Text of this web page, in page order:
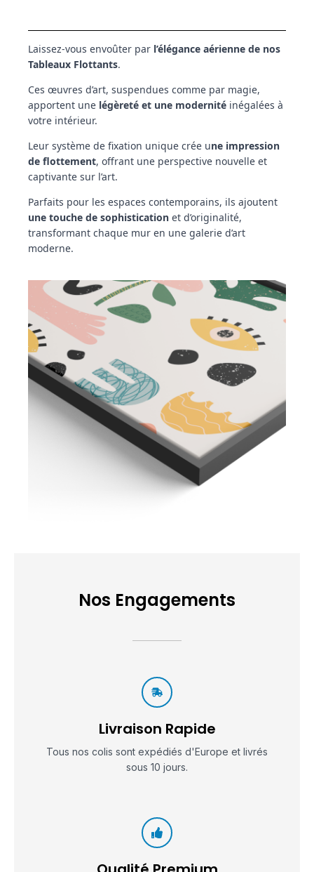
Laissez-vous envoûter par l’élégance aérienne de nos
Tableaux Flottants.
Ces œuvres d’art, suspendues comme par magie,
apportent une légèreté et une modernité inégalées à
votre intérieur.
Leur système de fixation unique crée une impression
de flottement, offrant une perspective nouvelle et
captivante sur l’art.
Parfaits pour les espaces contemporains, ils ajoutent
une touche de sophistication et d’originalité,
transformant chaque mur en une galerie d’art
moderne.
Nos Engagements
Livraison Rapide
Tous nos colis sont expédiés d'Europe et livrés
sous 10 jours.